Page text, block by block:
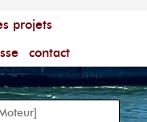
projets
contact
– [Un poing c'est